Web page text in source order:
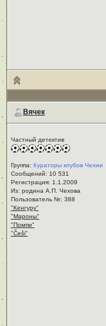
Вячек
Частный детектив
Группа: Кураторы клубов Чехии
Сообщений: 10 531
Регистрация: 1.1.2009
Из: родина А.П. Чехова
Пользователь №: 388
"Кенгуру"
"Мароны"
"Помпи"
"Češi"